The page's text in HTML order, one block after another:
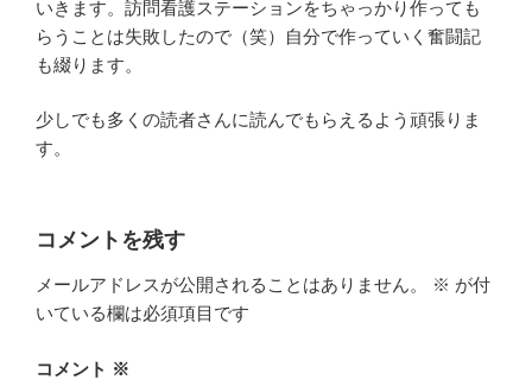
いきます。訪問看護ステーションをちゃっかり作っても
らうことは失敗したので（笑）自分で作っていく奮闘記
も綴ります。
少しでも多くの読者さんに読んでもらえるよう頑張りま
す。
コメントを残す
メールアドレスが公開されることはありません。 ※ が付
いている欄は必須項目です
コメント ※